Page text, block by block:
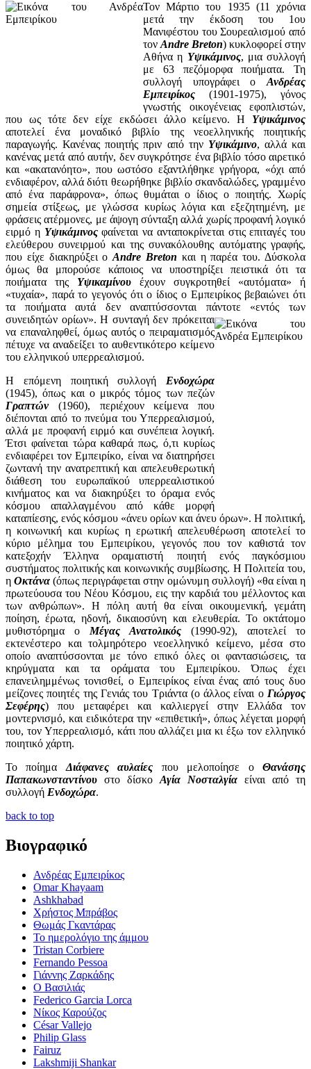
Τον Μάρτιο του 1935 (11 χρόνια
μετά την έκδοση του 1ου
Μανιφέστου του Σουρεαλισμού από
τον Andre Breton) κυκλοφορεί στην
Αθήνα η Υψικάμινος, μια συλλογή
με 63 πεζόμορφα ποιήματα. Τη
συλλογή υπογράφει ο Ανδρέας
Εμπειρίκος (1901-1975), γόνος
γνωστής οικογένειας εφοπλιστών,
που ως τότε δεν είχε εκδώσει άλλο κείμενο. Η Υψικάμινος
αποτελεί ένα μοναδικό βιβλίο της νεοελληνικής ποιητικής
παραγωγής. Κανένας ποιητής πριν από την Υψικάμινο, αλλά και
κανένας μετά από αυτήν, δεν συγκρότησε ένα βιβλίο τόσο αιρετικό
και «ακατανόητο», που ωστόσο εξαντλήθηκε γρήγορα, «όχι από
ενδιαφέρον, αλλά διότι θεωρήθηκε βιβλίο σκανδαλώδες, γραμμένο
από ένα παράφρονα», όπως θυμάται ο ίδιος ο ποιητής. Χωρίς
σημεία στίξεως, με γλώσσα κυρίως λόγια και εξεζητημένη, με
φράσεις ατέρμονες, με άψογη σύνταξη αλλά χωρίς προφανή λογικό
ειρμό η Υψικάμινοςφαίνεται να ανταποκρίνεται στις επιταγές του
ελεύθερου συνειρμού και της συνακόλουθης αυτόματης γραφής,
που είχε διακηρύξει οAndre Breton και η παρέα του. Δύσκολα
όμως θα μπορούσε κάποιος να υποστηρίξει πειστικά ότι τα
ποιήματα της Υψικαμίνου έχουν συγκροτηθεί «αυτόματα» ή
«τυχαία», παρά το γεγονός ότι ο ίδιος ο Εμπειρίκος βεβαιώνει ότι
τα ποιήματα αυτά δεν αναπτύσσονται πάντοτε «εντός των
συνειδητών ορίων».Η συνταγή δεν πρόκειται
να επαναληφθεί, όμως αυτός ο πειραματισμός
πέτυχε να αναδείξει το αυθεντικότερο κείμενο
του ελληνικού υπερρεαλισμού.
Η επόμενη ποιητική συλλογή Ενδοχώρα
(1945), όπως και ο μικρός τόμος των πεζών
Γραπτών(1960), περιέχουν κείμενα που
διέπονται από το πνεύμα του Υπερρεαλισμού,
αλλά με προφανή ειρμό και συνέπεια λογική.
Έτσι φαίνεται τώρα καθαρά πως, ό,τι κυρίως
ενδιαφέρει τον Εμπειρίκο, είναι να διατηρήσει
ζωντανή την ανατρεπτική και απελευθερωτική
διάθεση του ευρωπαϊκού υπερρεαλιστικού
κινήματος και να διακηρύξει το όραμα ενός
κόσμου απαλλαγμένου από κάθε μορφή
καταπίεσης, ενός κόσμου «άνευ ορίων και άνευ όρων». Η πολιτική,
η κοινωνική και κυρίως η ερωτική απελευθέρωση αποτελεί το
κύριο μέλημα του Εμπειρίκου, γεγονός που τον καθιστά τον
κατεξοχήν Έλληνα οραματιστή ποιητή ενός παγκόσμιου
συστήματος πολιτικής και κοινωνικής συμβίωσης. Η Πολιτεία του,
ηΟκτάνα (όπως περιγράφεται στην ομώνυμη συλλογή) «θα είναι η
πρωτεύουσα του Νέου Κόσμου, εις την καρδιά του μέλλοντος και
των ανθρώπων». Η πόλη αυτή θα είναι οικουμενική, γεμάτη
ποίηση, έρωτα, ηδονή, δικαιοσύνη και ελευθερία. Το οκτάτομο
μυθιστόρημα ο Μέγας Ανατολικός (1990-92), αποτελεί το
εκτενέστερο και τολμηρότερο νεοελληνικό κείμενο, μέσα στο
οποίο αναπτύσσονται με τόνο επικό όλες οι φαντασιώσεις, τα
κηρύγματα και τα οράματα του Εμπειρίκου. Όπως έχει
επανειλημμένως τονισθεί, ο Εμπειρίκος είναι ένας από τους δυο
μείζονες ποιητές της Γενιάς του Τριάντα (ο άλλος είναι ο Γιώργος
Σεφέρης) που μεταφέρει και καλλιεργεί στην Ελλάδα τον
μοντερνισμό, και ειδικότερα την «επιθετική», όπως λέγεται μορφή
του, τον Υπερρεαλισμό, κάτι που αλλάζει μια κι έξω τον ελληνικό
ποιητικό χάρτη.
Το ποίημα Διάφανες αυλαίες που μελοποίησε οΘανάσης
Παπακωνσταντίνου στο δίσκο Αγία Νοσταλγία είναι από τη
συλλογή Ενδοχώρα.
back to top
Βιογραφικό
Ανδρέας Εμπειρίκος
Omar Khayaam
Ashkhabad
Χρήστος Μπράβος
Θωμάς Γκαντάρας
Το ημερολόγιο της άμμου
Tristan Corbiere
Fernando Pessoa
Γιάννης Ζαρκάδης
Ο Βασιλιάς
Federico Garcia Lorca
Νίκος Καρούζος
César Vallejo
Philip Glass
Fairuz
Lakshmiji Shankar